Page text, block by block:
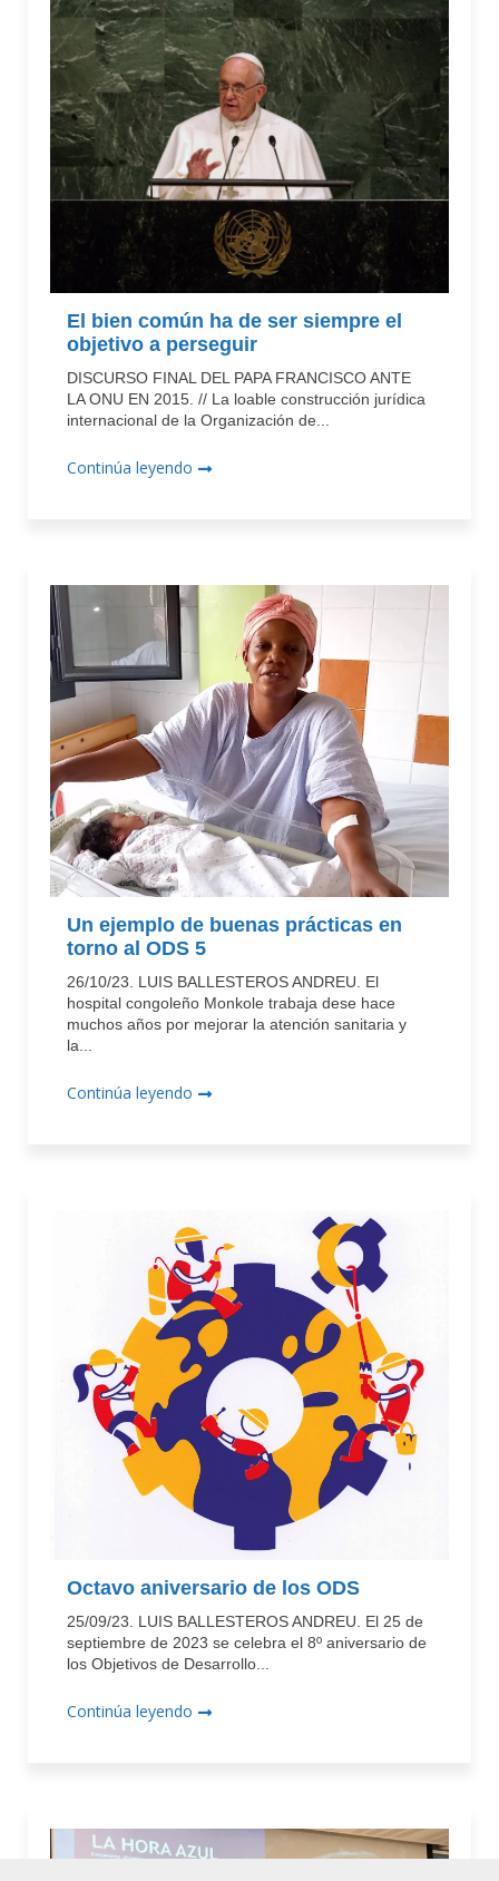
El bien común ha de ser siempre el
objetivo a perseguir
DISCURSO FINAL DEL PAPA FRANCISCO ANTE
LA ONU EN 2015. // La loable construcción jurídica
internacional de la Organización de...
Continúa leyendo
Un ejemplo de buenas prácticas en
torno al ODS 5
26/10/23. LUIS BALLESTEROS ANDREU. El
hospital congoleño Monkole trabaja dese hace
muchos años por mejorar la atención sanitaria y
la...
Continúa leyendo
Octavo aniversario de los ODS
25/09/23. LUIS BALLESTEROS ANDREU. El 25 de
septiembre de 2023 se celebra el 8º aniversario de
los Objetivos de Desarrollo...
Continúa leyendo